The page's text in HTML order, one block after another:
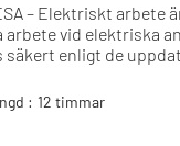
– Elektriskt arbete
arbete vid elektriska
enligt de
: 12 timmar